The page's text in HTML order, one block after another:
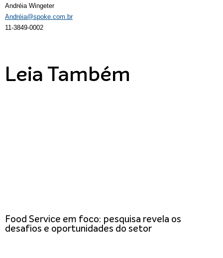
Andréia Wingeter
Andréia@spoke.com.br
11-3849-0002
Leia Também
Food Service em foco: pesquisa revela os
desafios e oportunidades do setor